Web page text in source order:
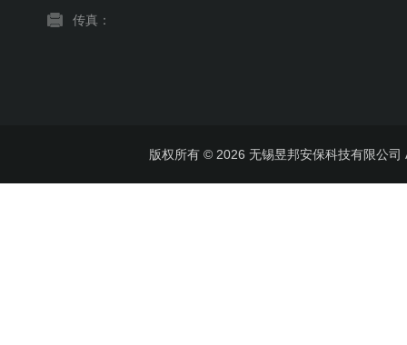
传真：
版权所有 © 2026 无锡昱邦安保科技有限